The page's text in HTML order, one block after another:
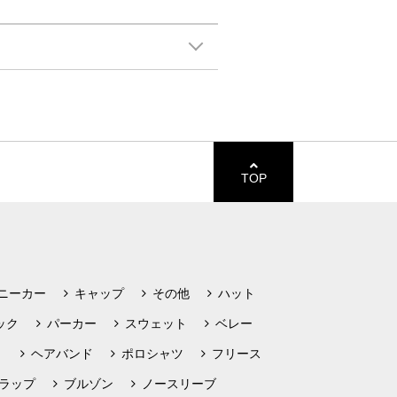
TOP
ーカー キャップ その他 ハット
ク パーカー スウェット ベレー
ヘアバンド ポロシャツ フリース
ップ ブルゾン ノースリーブ